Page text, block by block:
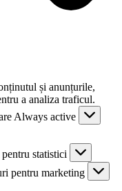
și anunțurile,
a analiza traficul.
Always active
statistici
pentru marketing